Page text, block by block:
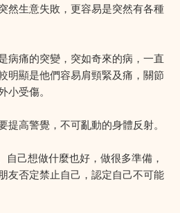
然生意失敗，更容易是突然有各種
病痛的突變，突如奇來的病，一直
明顯是他們容易肩頸緊及痛，關節
受傷。
高警覺，不可亂動的身體反射。
自己想做什麼也好，做很多準備，
友否定禁止自己，認定自己不可能